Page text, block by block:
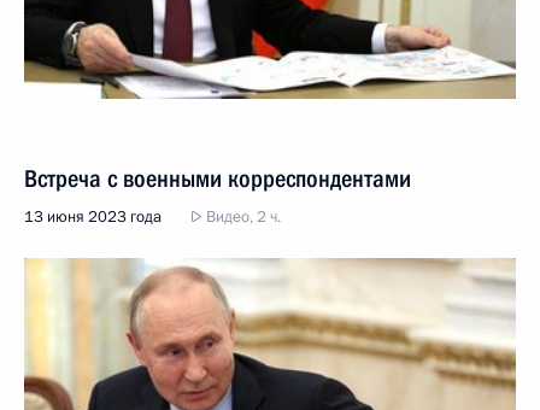
Встреча с военными корреспондентами
13 июня 2023 года Видео, 2 ч.